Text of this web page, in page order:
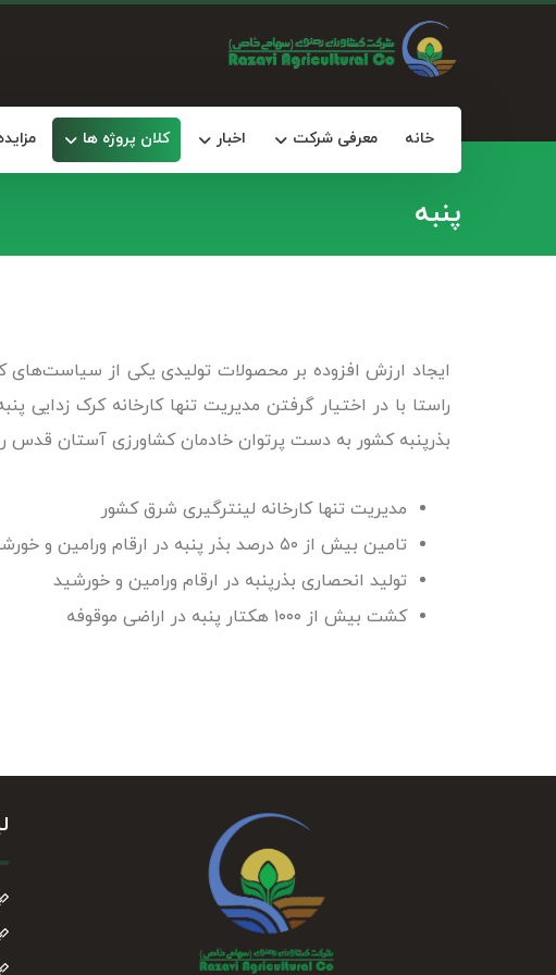
خانه معرفی شرکت اخبار کلان پروژه ها
پنبه
ایجاد ارزش افزوده بر محصولات تولیدی یکی از
بذرپنبه کشور به دست پرتوان خادمان کشاورزی آستان قدس
مدیریت تنها کارخانه لینترگیری شرق کشور
تامین بیش از ۵۰ درصد بذر پنبه در ارقام ورامین و خورشید
تولید انحصاری بذرپنبه در ارقام ورامین و خورشید
کشت بیش از ۱۰۰۰ هکتار پنبه در اراضی موقوفه